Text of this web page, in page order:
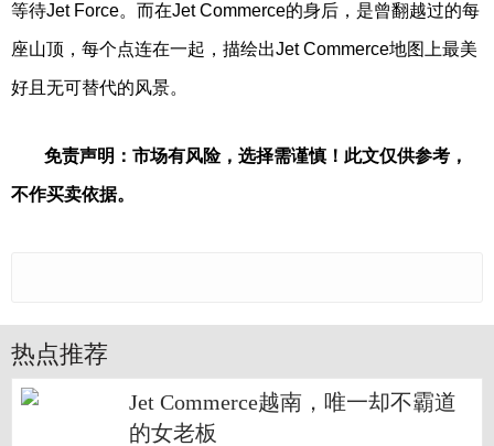
等待Jet Force。而在Jet Commerce的身后，是曾翻越过的每
座山顶，每个点连在一起，描绘出Jet Commerce地图上最美
好且无可替代的风景。
免责声明：市场有风险，选择需谨慎！此文仅供参考，
不作买卖依据。
热点推荐
Jet Commerce越南，唯一却不霸道
的女老板